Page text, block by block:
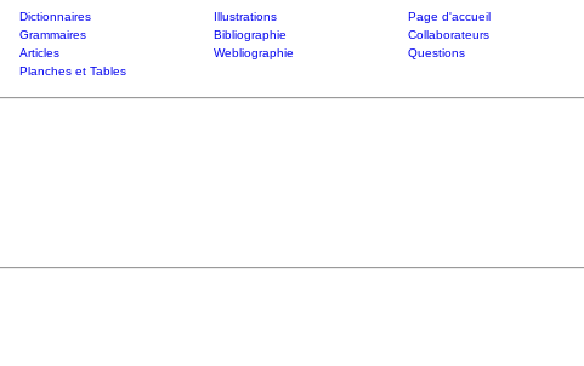
Dictionnaires Illustrations
Page d'accueil
Grammaires Bibliographie
Collaborateurs
Articles Webliographie
Questions
Planches et Tables